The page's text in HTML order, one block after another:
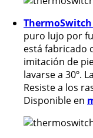
puro lujo por
está fabricado
imitación de
lavarse a 30º.
Resiste a los
Disponible en